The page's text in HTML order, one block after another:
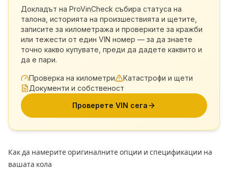
Докладът на ProVinCheck събира статуса на
талона, историята на произшествията и щетите,
записите за километража и проверките за кражби
или тежести от един VIN номер — за да знаете
точно какво купувате, преди да дадете каквито и
да е пари.
Проверка на километри
Катастрофи и щети
Документи и собственост
Проверете VIN сега
Как да намерите оригиналните опции и спецификации на
вашата кола